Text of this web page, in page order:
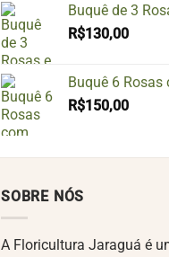
Buquê de 3
R$130,00
Buquê 6 Rosas
R$150,00
SOBRE NÓS
A Floricultura Jaraguá é